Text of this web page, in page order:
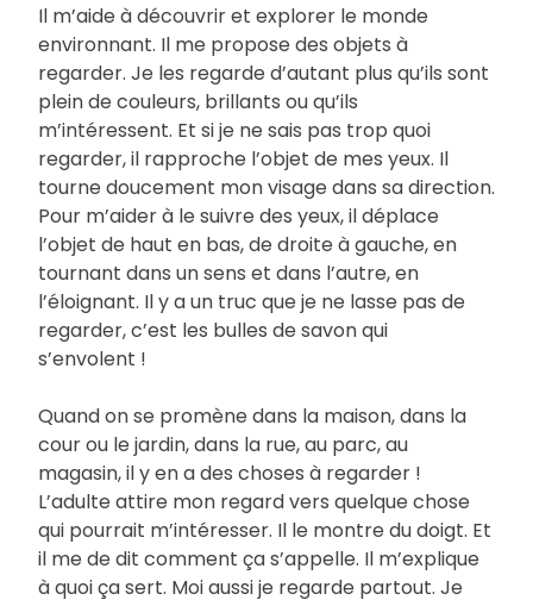
Il m’aide à découvrir et explorer le monde
environnant. Il me propose des objets à
regarder. Je les regarde d’autant plus qu’ils sont
plein de couleurs, brillants ou qu’ils
m’intéressent. Et si je ne sais pas trop quoi
regarder, il rapproche l’objet de mes yeux. Il
tourne doucement mon visage dans sa direction.
Pour m’aider à le suivre des yeux, il déplace
l’objet de haut en bas, de droite à gauche, en
tournant dans un sens et dans l’autre, en
l’éloignant. Il y a un truc que je ne lasse pas de
regarder, c’est les bulles de savon qui
s’envolent !
Quand on se promène dans la maison, dans la
cour ou le jardin, dans la rue, au parc, au
magasin, il y en a des choses à regarder !
L’adulte attire mon regard vers quelque chose
qui pourrait m’intéresser. Il le montre du doigt. Et
il me de dit comment ça s’appelle. Il m’explique
à quoi ça sert. Moi aussi je regarde partout. Je